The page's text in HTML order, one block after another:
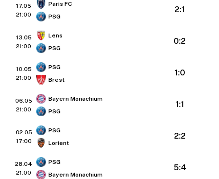
17.05
21:00
Paris FC
PSG
2:1
13.05
21:00
Lens
PSG
0:2
10.05
21:00
PSG
Brest
1:0
06.05
21:00
Bayern Monachium
PSG
1:1
02.05
17:00
PSG
Lorient
2:2
28.04
21:00
PSG
Bayern Monachium
5:4